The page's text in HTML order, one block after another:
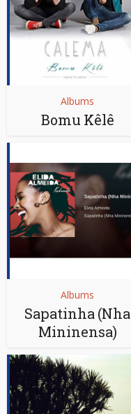
Albums
Bomu Kêlê
Albums
Sapatinha (Nha
Mininensa)